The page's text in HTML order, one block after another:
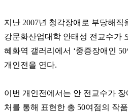
지난 2007년 청각장애로 부당해직
강문화산업대학 안태성 전교수가
혜화역 갤러리에서 ‘중증장애인
개인전을 연다.
이번 개인전에서는 안 전교수가
처를 통해 표현한 총 50여점의 작